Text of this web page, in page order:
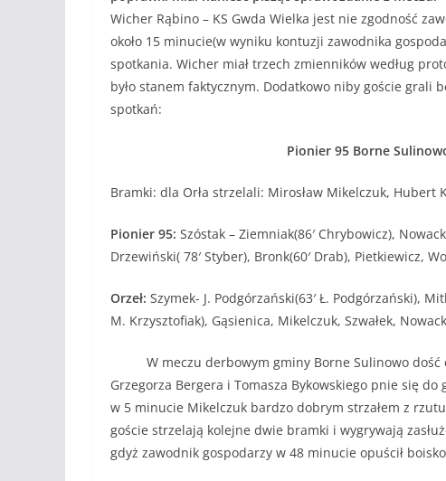
Wicher Rąbino – KS Gwda Wielka jest nie zgodność
około 15 minucie(w wyniku kontuzji zawodnika
spotkania. Wicher miał trzech zmienników według
było stanem faktycznym. Dodatkowo niby goście grali
spotkań:
Pionier 95 Borne
Bramki: dla Orła strzelali: Mirosław Mikelczuk, Hubert
Pionier 95: Szóstak – Ziemniak(86′ Chrybowicz),
Drzewiński( 78′ Styber), Bronk(60′ Drab), Pietkiewicz,
Orzeł: Szymek- J. Podgórzański(63′ Ł. Podgórzański),
M. Krzysztofiak), Gąsienica, Mikelczuk, Szwałek,
W meczu derbowym gminy Borne Sulinowo dość
Grzegorza Bergera i Tomasza Bykowskiego pnie się
w 5 minucie Mikelczuk bardzo dobrym strzałem z
goście strzelają kolejne dwie bramki i wygrywają
gdyż zawodnik gospodarzy w 48 minucie opuścił